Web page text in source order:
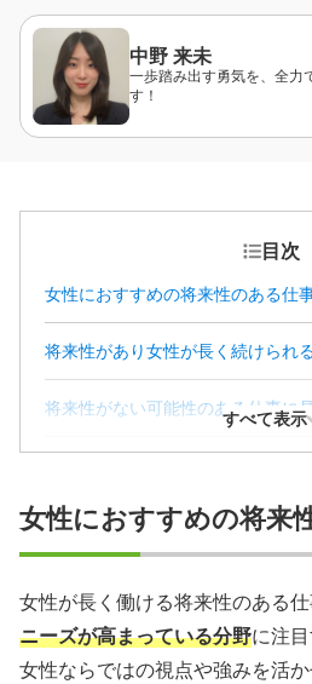
中野 来未
一歩踏み出す勇気を、全力
す！
目次
女性におすすめの将来性のある仕
将来性があり女性が長く続けられ
将来性がない可能性のある仕事に
【まとめ】将来性を確認して自分
う
女性向けの将来性のある仕事に関
すべて表示
女性におすすめの将来
女性が長く働ける将来性のある仕
ニーズが高まっている分野に注
女性ならではの視点や強みを活